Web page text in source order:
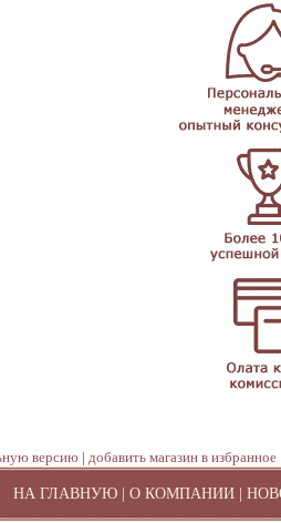
версию | добавить магазин в избранное
НА ГЛАВНУЮ| О КОМПАНИИ|